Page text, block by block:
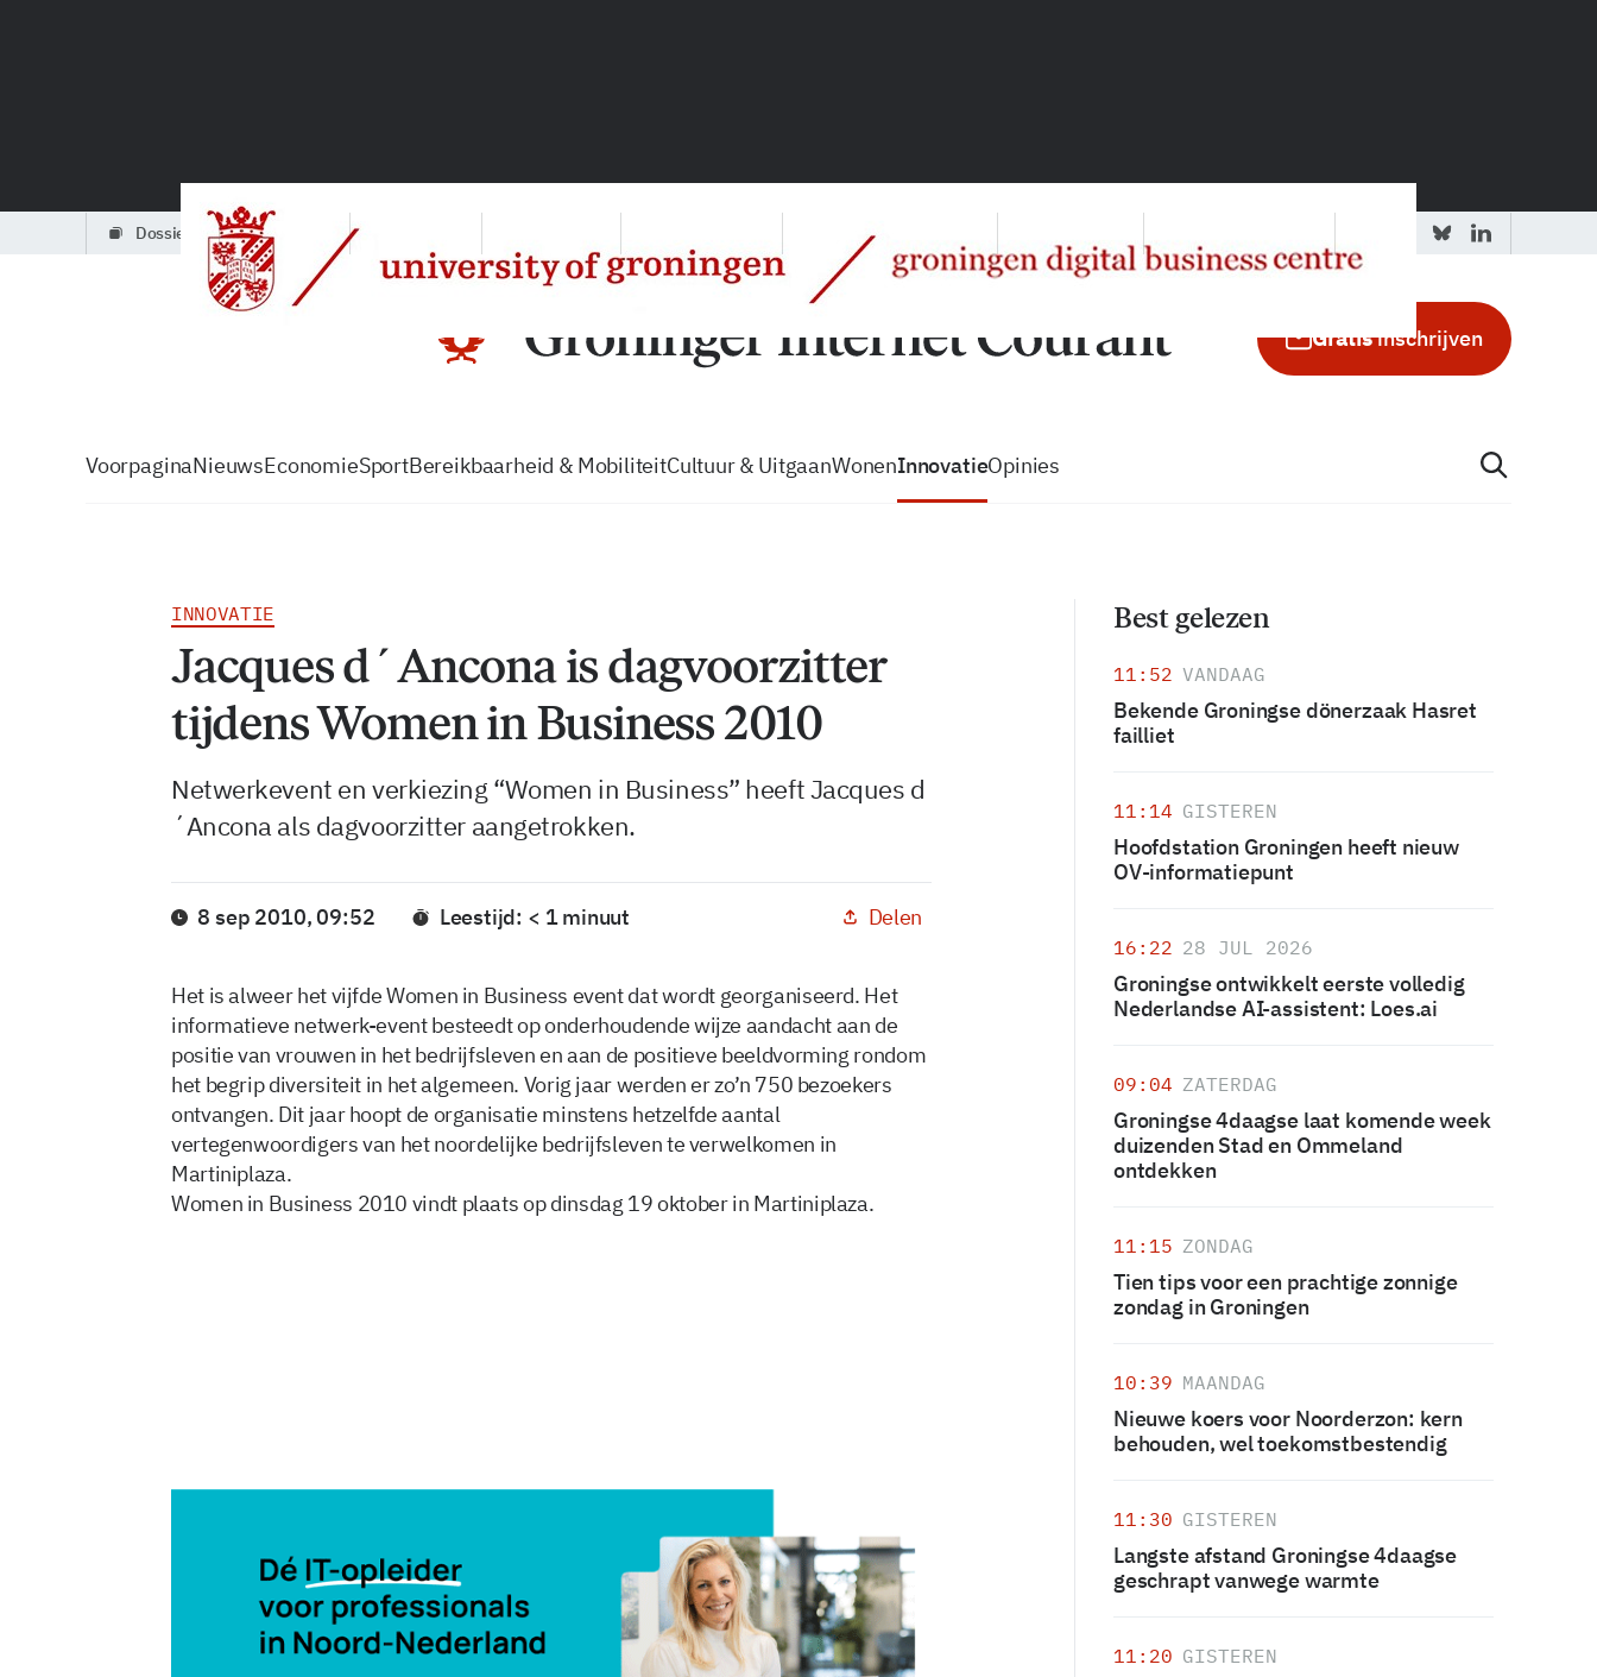
dossiers
Gratisinschrijven
VoorpaginaNieuwsEconomieSportBereikbaarheid & MobiliteitCultuur & UitgaanWonenInnovatieOpinies
INNOVATIE
Jacques d´Ancona is dagvoorzitter
tijdens Women in Business 2010
Netwerkevent en verkiezing “Women in Business” heeft Jacques d
´Ancona als dagvoorzitter aangetrokken.
8 sep 2010, 09:52 Leestijd: < 1 minuut Delen
Het is alweer het vijfde Women in Business event dat wordt georganiseerd. Het
informatieve netwerk-event besteedt op onderhoudende wijze aandacht aan de
positie van vrouwen in het bedrijfsleven en aan de positieve beeldvorming rondom
het begrip diversiteit in het algemeen. Vorig jaar werden er zo’n 750 bezoekers
ontvangen. Dit jaar hoopt de organisatie minstens hetzelfde aantal
vertegenwoordigers van het noordelijke bedrijfsleven te verwelkomen in
Martiniplaza.
Women in Business 2010 vindt plaats op dinsdag 19 oktober in Martiniplaza.
8 sep 2010, 09:52 Delen
Best gelezen
11:52 VANDAAG
Bekende Groningse dönerzaak Hasret
failliet
11:14 GISTEREN
Hoofdstation Groningen heeft nieuw
OV-informatiepunt
16:22 28 JUL 2026
Groningse ontwikkelt eerste volledig
Nederlandse AI-assistent: Loes.ai
09:04 ZATERDAG
Groningse 4daagse laat komende week
duizenden Stad en Ommeland
ontdekken
11:15 ZONDAG
Tien tips voor een prachtige zonnige
zondag in Groningen
10:39 MAANDAG
Nieuwe koers voor Noorderzon: kern
behouden, wel toekomstbestendig
11:30 GISTEREN
Langste afstand Groningse 4daagse
geschrapt vanwege warmte
11:20 GISTEREN